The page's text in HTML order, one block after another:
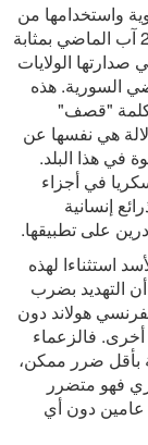
واستخدامها من
قبل نظام بشار الأسد ضد الثوار السوريين في 21 آب الماضي بمثابة
صدارتها الولايات
السورية. هذه
كلمة "قصف"
هي نفسها عن
في هذا البلد.
في أجزاء
إنسانية
على تطبيقها.
استثناءا لهذه
التهديد بضرب
هولاند دون
فالزعماء
بأقل ضرر ممكن،
فهو متضرر
عامين دون أي